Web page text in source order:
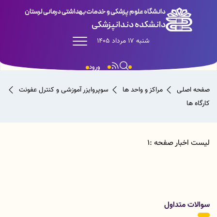
دانشگاه علوم پزشکی و خدمات بهداشتی درمانی لرستان
دانشکده دندانپزشکی
شنبه 17 مرداد 1405
ورود
صفحه اصلی مراکز و واحد ها
سوپروایزر آموزشی و کنترل عفونت
کارگاه ها
لیست اخبار صفحه :1
سوالات متداول